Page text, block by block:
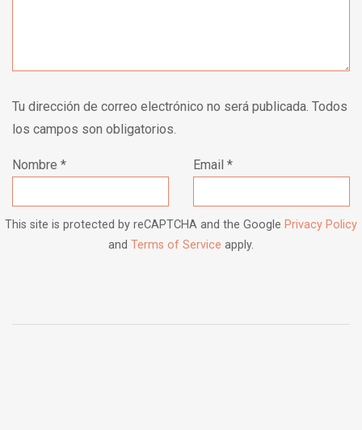
Tu dirección de correo electrónico no será publicada. Todos
los campos son obligatorios.
Nombre * Email *
This site is protected by reCAPTCHA and the Google Privacy Policy
and Terms of Service apply.